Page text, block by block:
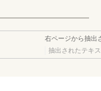
右ページから抽出
抽出されたテキ